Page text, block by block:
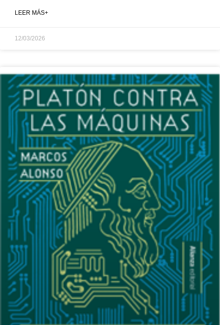
LEER MÁS+
12/03/2026